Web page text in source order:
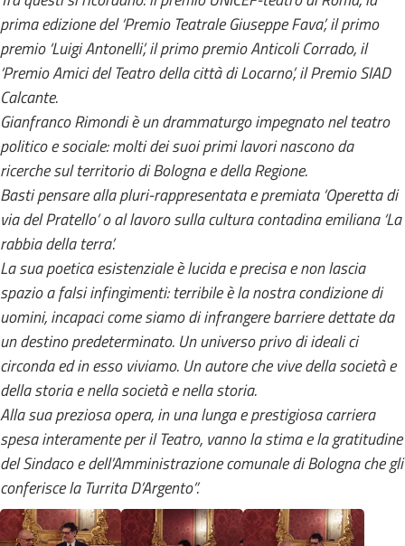
prima edizione del ‘Premio Teatrale Giuseppe Fava’, il primo
premio ‘Luigi Antonelli’, il primo premio Anticoli Corrado, il
‘Premio Amici del Teatro della città di Locarno’, il Premio SIAD
Calcante.
Gianfranco Rimondi è un drammaturgo impegnato nel teatro
politico e sociale: molti dei suoi primi lavori nascono da
ricerche sul territorio di Bologna e della Regione.
Basti pensare alla pluri-rappresentata e premiata ‘Operetta di
via del Pratello’ o al lavoro sulla cultura contadina emiliana ‘La
rabbia della terra’.
La sua poetica esistenziale è lucida e precisa e non lascia
spazio a falsi infingimenti: terribile è la nostra condizione di
uomini, incapaci come siamo di infrangere barriere dettate da
un destino predeterminato. Un universo privo di ideali ci
circonda ed in esso viviamo. Un autore che vive della società e
della storia e nella società e nella storia.
Alla sua preziosa opera, in una lunga e prestigiosa carriera
spesa interamente per il Teatro, vanno la stima e la gratitudine
del Sindaco e dell’Amministrazione comunale di Bologna che gli
conferisce la Turrita D’Argento”.